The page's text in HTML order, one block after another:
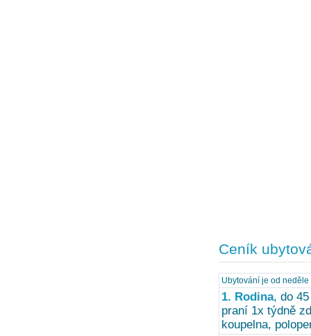
Ceník
Ubytování je od
1. Rodina, do
praní 1x týdně
koupelna,